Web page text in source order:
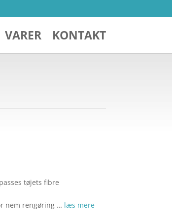
VARER KONTAKT
tøjets fibre
nem rengøring … læs mere